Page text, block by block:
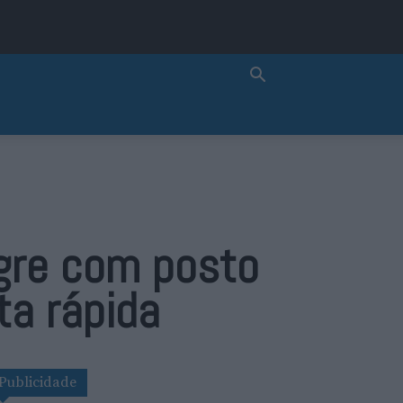
com posto
rápida
Publicidade